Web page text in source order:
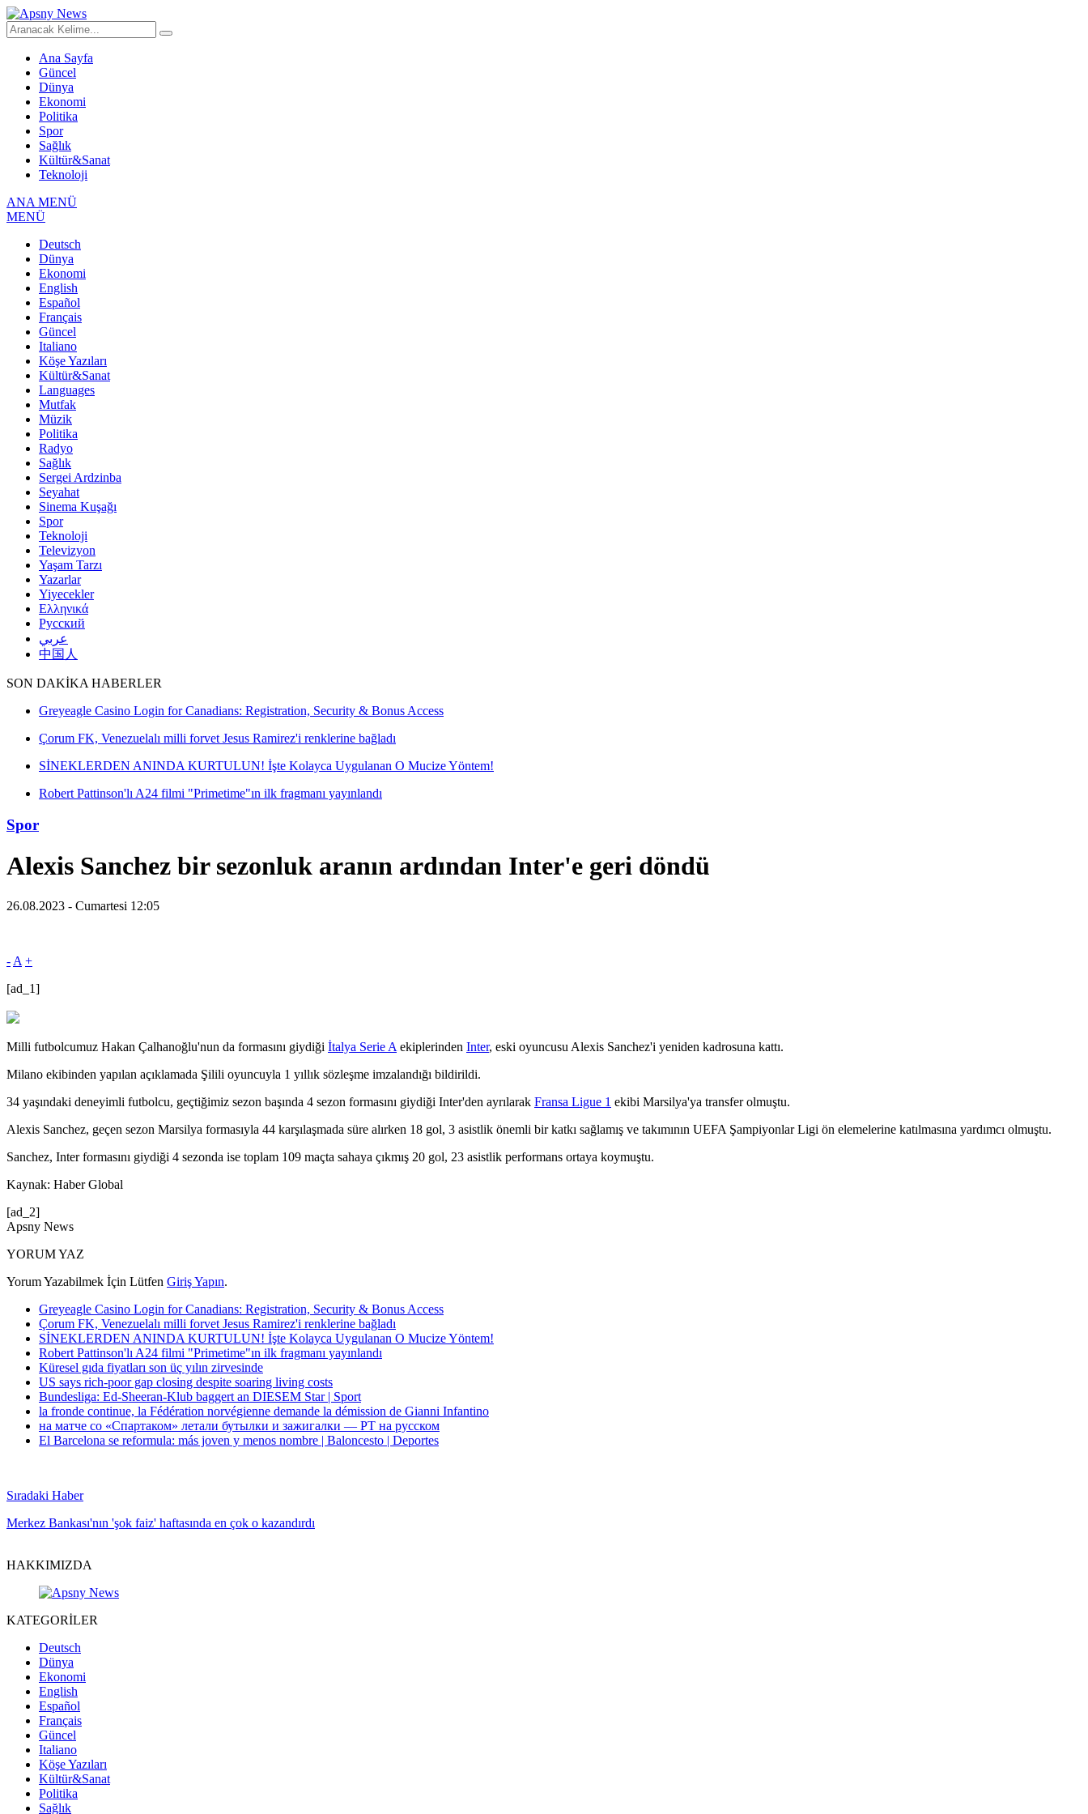
Ana Sayfa
Güncel
Dünya
Ekonomi
Politika
Spor
Sağlık
Kültür&Sanat
Teknoloji
ANA MENÜ
MENÜ
Deutsch
Dünya
Ekonomi
English
Español
Français
Güncel
Italiano
Köşe Yazıları
Kültür&Sanat
Languages
Mutfak
Müzik
Politika
Radyo
Sağlık
Sergei Ardzinba
Seyahat
Sinema Kuşağı
Spor
Teknoloji
Televizyon
Yaşam Tarzı
Yazarlar
Yiyecekler
Ελληνικά
Русский
عربي
中国人
SON DAKİKA HABERLER
Greyeagle Casino Login for Canadians: Registration, Security & Bonus Access
Çorum FK, Venezuelalı milli forvet Jesus Ramirez'i renklerine bağladı
SİNEKLERDEN ANINDA KURTULUN! İşte Kolayca Uygulanan O Mucize Yöntem!
Robert Pattinson'lı A24 filmi "Primetime"ın ilk fragmanı yayınlandı
Spor
Alexis Sanchez bir sezonluk aranın ardından Inter'e geri döndü
26.08.2023 - Cumartesi 12:05
- A +
[ad_1]
Milli futbolcumuz Hakan Çalhanoğlu'nun da formasını giydiği İtalya Serie A ekiplerinden Inter, eski oyuncusu Alexis Sanchez'i yeniden kadrosuna kattı.
Milano ekibinden yapılan açıklamada Şilili oyuncuyla 1 yıllık sözleşme imzalandığı bildirildi.
34 yaşındaki deneyimli futbolcu, geçtiğimiz sezon başında 4 sezon formasını giydiği Inter'den ayrılarak Fransa Ligue 1 ekibi Marsilya'ya transfer olmuştu.
Alexis Sanchez, geçen sezon Marsilya formasıyla 44 karşılaşmada süre alırken 18 gol, 3 asistlik önemli bir katkı sağlamış ve takımının UEFA Şampiyonlar Ligi ön elemelerine katılmasına yardımcı olmuştu.
Sanchez, Inter formasını giydiği 4 sezonda ise toplam 109 maçta sahaya çıkmış 20 gol, 23 asistlik performans ortaya koymuştu.
Kaynak: Haber Global
[ad_2]
Apsny News
YORUM YAZ
Yorum Yazabilmek İçin Lütfen Giriş Yapın.
Greyeagle Casino Login for Canadians: Registration, Security & Bonus Access
Çorum FK, Venezuelalı milli forvet Jesus Ramirez'i renklerine bağladı
SİNEKLERDEN ANINDA KURTULUN! İşte Kolayca Uygulanan O Mucize Yöntem!
Robert Pattinson'lı A24 filmi "Primetime"ın ilk fragmanı yayınlandı
Küresel gıda fiyatları son üç yılın zirvesinde
US says rich-poor gap closing despite soaring living costs
Bundesliga: Ed-Sheeran-Klub baggert an DIESEM Star | Sport
la fronde continue, la Fédération norvégienne demande la démission de Gianni Infantino
на матче со «Спартаком» летали бутылки и зажигалки — РТ на русском
El Barcelona se reformula: más joven y menos nombre | Baloncesto | Deportes
Sıradaki Haber
Merkez Bankası'nın 'şok faiz' haftasında en çok o kazandırdı
HAKKIMIZDA
KATEGORİLER
Deutsch
Dünya
Ekonomi
English
Español
Français
Güncel
Italiano
Köşe Yazıları
Kültür&Sanat
Politika
Sağlık